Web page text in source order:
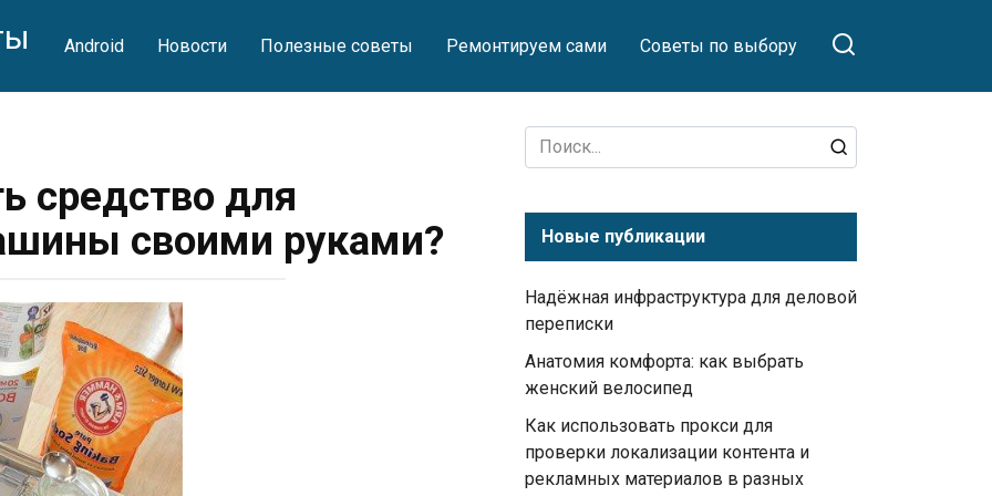
Android Новости Полезные советы Ремонтируем сами Советы по выбору
средство для
своими руками?
Search
for:
Новые публикации
Надёжная инфраструктура для деловой
переписки
Анатомия комфорта: как выбрать
женский велосипед
Как использовать прокси для
проверки локализации контента и
рекламных материалов в разных